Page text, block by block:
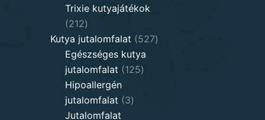
products
Trixie kutyajátékok
212212
products
Kutya jutalomfalat 527527
Egészséges kutya
jutalomfalat
125125
Hipoallergén
jutalomfalat
33
Jutalomfalat